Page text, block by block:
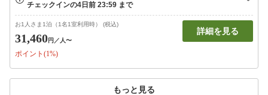
お1人さま1泊（1名1室利用時） (税込)
31,460円 ／人〜
ポイント(1%)
詳細を見る
もっと見る